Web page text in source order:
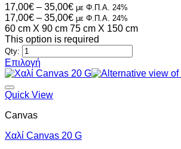
να
επιλεγούν
στη
σελίδα
του
προϊόντος
17,00€ – 35,00€Price
range:
17,00€
through
με Φ.Π.Α. 24%
17,00€ – 35,00€Price
range:
17,00€
35,00€
με Φ.Π.Α. 24%
60 cm X 90 cm 75 cm X 150 cm
This option is required
Qty:
Επιλογή
Αυτό
το
προϊόν
πολλαπλές
Οι
Quick View
Canvas
Χαλί Canvas 20 G